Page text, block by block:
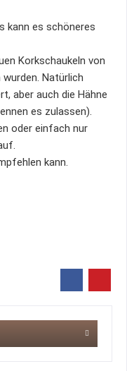
kann es schöneres
Korkschaukeln von
Natürlich
aber auch die Hähne
es zulassen).
oder einfach nur
kann.